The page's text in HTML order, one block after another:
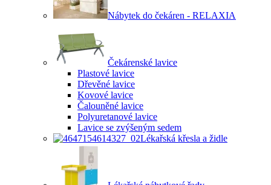
Nábytek do čekáren - RELAXIA
Čekárenské lavice
Plastové lavice
Dřevěné lavice
Kovové lavice
Čalouněné lavice
Polyuretanové lavice
Lavice se zvýšeným sedem
Lékařská křesla a židle